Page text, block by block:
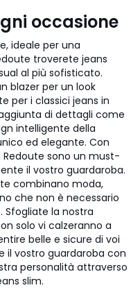
occasione
ideale per una
troverete jeans
al più sofisticato.
blazer per un look
per i classici jeans in
di dettagli come
intelligente della
ed elegante. Con
Redoute sono un must-
il vostro guardaroba.
combinano moda,
che non è necessario
la nostra
solo vi calzeranno a
belle e sicure di voi
il vostro guardaroba con
personalità attraverso
slim.